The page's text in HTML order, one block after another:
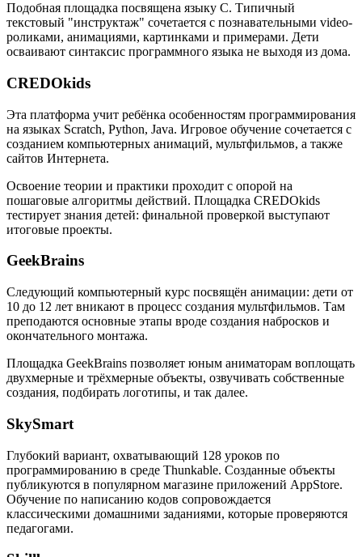
Подобная площадка посвящена языку C. Типичный
текстовый "инструктаж" сочетается с познавательными video-
роликами, анимациями, картинками и примерами. Дети
осваивают синтаксис программного языка не выходя из дома.
CREDOkids
Эта платформа учит ребёнка особенностям программирования
на языках Scratch, Python, Java. Игровое обучение сочетается с
созданием компьютерных анимаций, мультфильмов, а также
сайтов Интернета.
Освоение теории и практики проходит с опорой на
пошаговые алгоритмы действий. Площадка CREDOkids
тестирует знания детей: финальной проверкой выступают
итоговые проекты.
GeekBrains
Следующий компьютерный курс посвящён анимации: дети от
10 до 12 лет вникают в процесс создания мультфильмов. Там
преподаются основные этапы вроде создания набросков и
окончательного монтажа.
Площадка GeekBrains позволяет юным аниматорам воплощать
двухмерные и трёхмерные объекты, озвучивать собственные
создания, подбирать логотипы, и так далее.
SkySmart
Глубокий вариант, охватывающий 128 уроков по
программированию в среде Thunkable. Созданные объекты
публикуются в популярном магазине приложений AppStore.
Обучение по написанию кодов сопровождается
классическими домашними заданиями, которые проверяются
педагогами.